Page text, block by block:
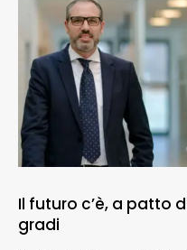
Il futuro c’è, a patto
gradi